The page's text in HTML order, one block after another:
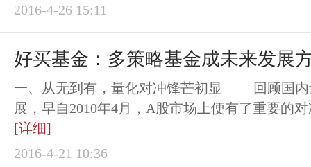
2016-4-26 15:11
好买基金：多策略基金成未来发展
一、从无到有，量化对冲锋芒初显 回顾国内
展，早自2010年4月，A股市场上便有了重要的
[详细]
2016-4-21 10:36